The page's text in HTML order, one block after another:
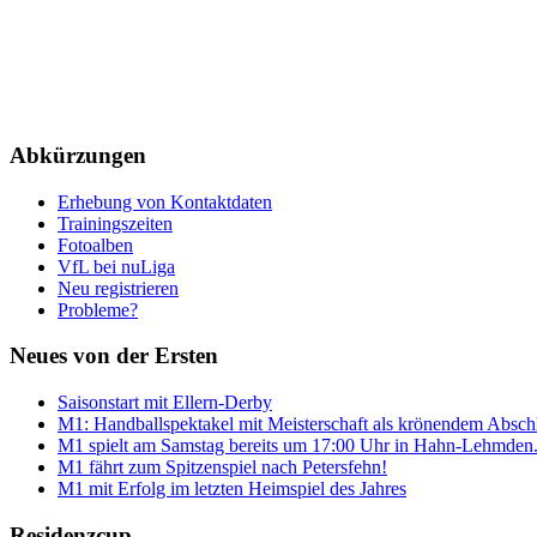
Abkürzungen
Erhebung von Kontaktdaten
Trainingszeiten
Fotoalben
VfL bei nuLiga
Neu registrieren
Probleme?
Neues von der Ersten
Saisonstart mit Ellern-Derby
M1: Handballspektakel mit Meisterschaft als krönendem
M1 spielt am Samstag bereits um 17:00 Uhr in Hahn-Lehmden.
M1 fährt zum Spitzenspiel nach Petersfehn!
M1 mit Erfolg im letzten Heimspiel des Jahres